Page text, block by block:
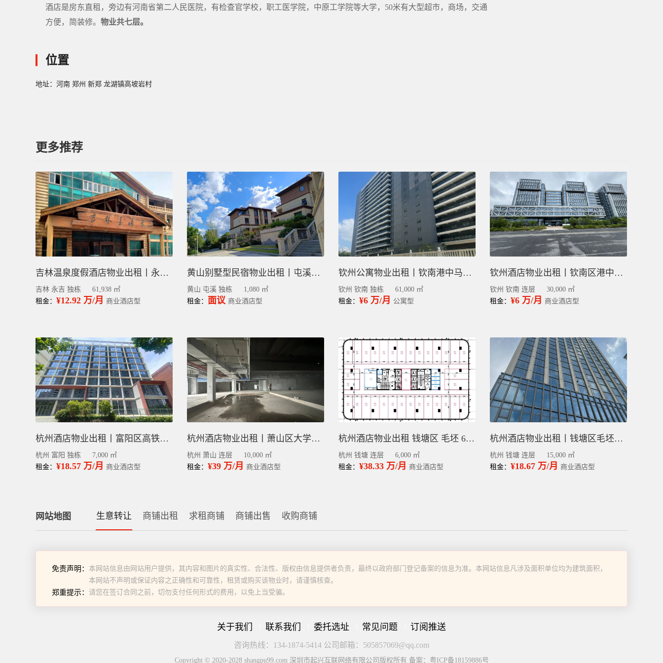
酒店是房东直租，旁边有河南省第二人民医院，有检查官学校，职工医学院，中原工学院等大学，50米有大型超市，商场，交通
方便，简装修。 物业共七层。
位置
地址：河南 郑州 新郑 龙湖镇高坡岩村
更多推荐
吉林温泉度假酒店物业出租丨永吉县独栋毛坯6.1万平
吉林 永吉 独栋
61,938 ㎡
租金： ¥12.92 万/月 商业酒店型
黄山别墅型民宿物业出租丨屯溪高新区多个独栋可分割
黄山 屯溪 独栋
1,080 ㎡
租金： 面议 商业酒店型
钦州公寓物业出租丨钦南港中马园区整栋毛坯6.1万平
钦州 钦南 独栋
61,000 ㎡
租金： ¥6 万/月 公寓型
钦州酒店物业出租丨钦南区港中马园区3万平
钦州 钦南 连层
30,000 ㎡
租金： ¥6 万/月 商业酒店型
杭州酒店物业出租丨富阳区高铁站整栋毛坯7千平
杭州 富阳 独栋
7,000 ㎡
租金： ¥18.57 万/月 商业酒店型
杭州酒店物业出租丨萧山区大学城毛坯1万平
杭州 萧山 连层
10,000 ㎡
租金： ¥39 万/月 商业酒店型
杭州酒店物业出租 钱塘区 毛坯 6千平
杭州 钱塘 连层
6,000 ㎡
租金： ¥38.33 万/月 商业酒店型
杭州酒店物业出租丨钱塘区毛坯1.5万平
杭州 钱塘 连层
15,000 ㎡
租金： ¥18.67 万/月 商业酒店型
网站地图 生意转让 商铺出租 求租商铺 商铺出售 收购商铺
免责声明： 本网站信息由网站用户提供，其内容和图片的真实性、合法性、版权由信息提供者负责，最终以政府部门登记备案的信息为准。本网站信息凡涉及面积单位均为建筑面积，
本网站不声明或保证内容之正确性和可靠性，租赁或购买该物业时，请谨慎核查。
郑重提示： 请您在签订合同之前，切勿支付任何形式的费用，以免上当受骗。
关于我们 联系我们 委托选址 常见问题 订阅推送
咨询热线：134-1874-5414 公司邮箱：505857069@qq.com
Copyright © 2020-2028 shangpu99.com 深圳市起兴互联网络有限公司版权所有 备案：粤ICP备18159886号